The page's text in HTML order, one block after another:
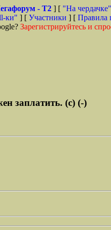
- T2 ] [ "На
ки" ] [ Участники ] [ Правила
Зарегистрируйтесь и
заплатить. (с) (-)